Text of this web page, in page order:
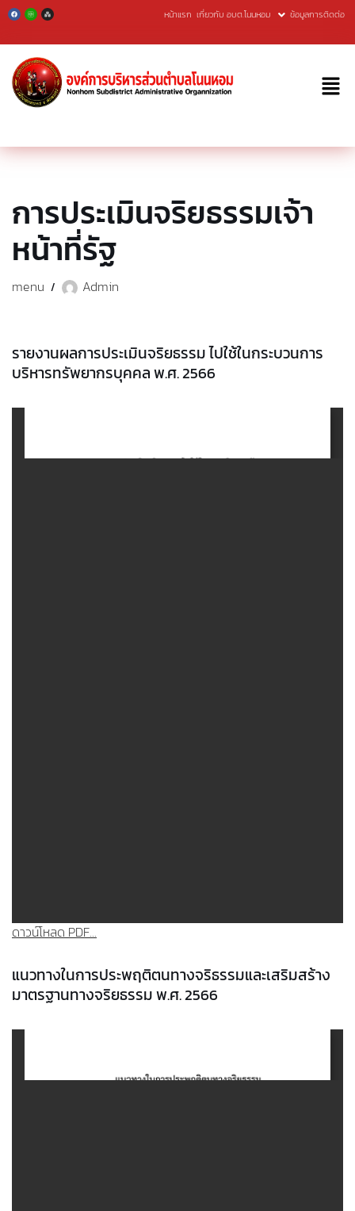
Skip
to
content
หน้าแรก เกี่ยวกับ อบต.โนนหอม ข้อมูลการติดต่อ
การประเมินจริยธรรมเจ้า
หน้าที่รัฐ
menu Admin
รายงานผลการประเมินจริยธรรม ไปใช้ในกระบวนการ
บริหารทรัพยากรบุคคล พ.ศ. 2566
ดาวน์โหลด PDF...
แนวทางในการประพฤติตนทางจริธรรมและเสริมสร้าง
มาตรฐานทางจริยธรรม พ.ศ. 2566